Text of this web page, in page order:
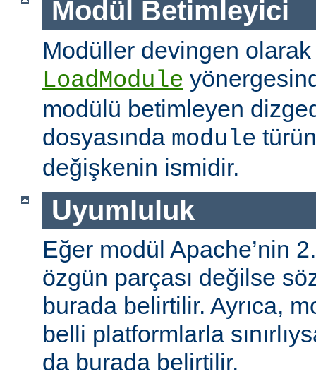
Modül Betimleyici
Modüller devingen
LoadModule
modülü betimleyen
dosyasında module
değişkenin ismidir.
Uyumluluk
Eğer modül Apache’nin 2.
özgün parçası değilse
burada belirtilir. Ayrıca,
belli platformlarla
da burada belirtilir.